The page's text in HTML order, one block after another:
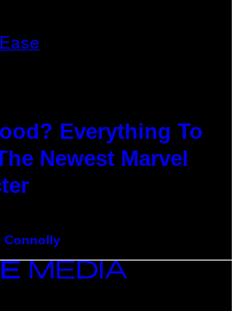
Everything To
Newest Marvel
Connolly